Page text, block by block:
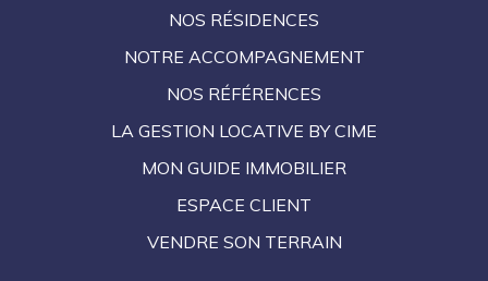
NOS RÉSIDENCES
NOTRE ACCOMPAGNEMENT
NOS RÉFÉRENCES
LA GESTION LOCATIVE BY CIME
MON GUIDE IMMOBILIER
ESPACE CLIENT
VENDRE SON TERRAIN